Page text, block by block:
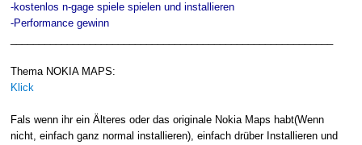
-kostenlos n-gage spiele spielen und installieren
-Performance gewinn
Thema NOKIA MAPS:
Klick
Fals wenn ihr ein Älteres oder das originale Nokia Maps habt(Wenn
nicht, einfach ganz normal installieren), einfach drüber Installieren und